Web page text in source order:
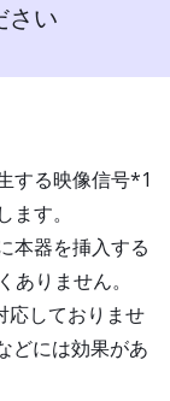
さい
する映像信号*1
す。
本器を挿入する
りません。
しておりませ
どには効果があ